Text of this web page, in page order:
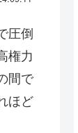
圧倒
権力
間で
ほど